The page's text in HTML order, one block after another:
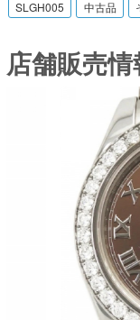
SLGH005 中古品
店舗販売情